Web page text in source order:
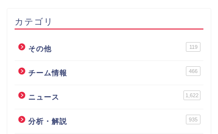
カテゴリ
その他 119
チーム情報 466
ニュース 1,622
分析・解説 935